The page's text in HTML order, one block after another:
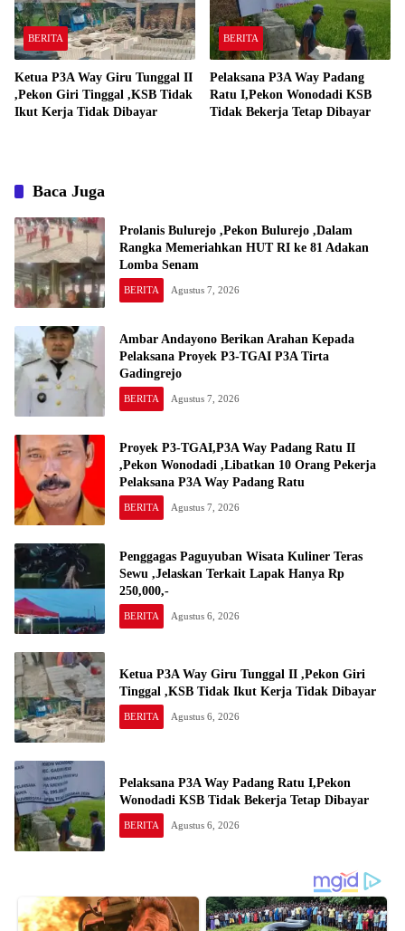
BERITA
Ketua P3A Way Giru Tunggal II
,Pekon Giri Tinggal ,KSB Tidak
Ikut Kerja Tidak Dibayar
BERITA
Pelaksana P3A Way Padang
Ratu I,Pekon Wonodadi KSB
Tidak Bekerja Tetap Dibayar
Baca Juga
Prolanis Bulurejo ,Pekon Bulurejo ,Dalam
Rangka Memeriahkan HUT RI ke 81 Adakan
Lomba Senam
BERITA Agustus 7, 2026
Ambar Andayono Berikan Arahan Kepada
Pelaksana Proyek P3-TGAI P3A Tirta
Gadingrejo
BERITA Agustus 7, 2026
Proyek P3-TGAI,P3A Way Padang Ratu II
,Pekon Wonodadi ,Libatkan 10 Orang Pekerja
Pelaksana P3A Way Padang Ratu
BERITA Agustus 7, 2026
Penggagas Paguyuban Wisata Kuliner Teras
Sewu ,Jelaskan Terkait Lapak Hanya Rp
250,000,-
BERITA Agustus 6, 2026
Ketua P3A Way Giru Tunggal II ,Pekon Giri
Tinggal ,KSB Tidak Ikut Kerja Tidak Dibayar
BERITA Agustus 6, 2026
Pelaksana P3A Way Padang Ratu I,Pekon
Wonodadi KSB Tidak Bekerja Tetap Dibayar
BERITA Agustus 6, 2026